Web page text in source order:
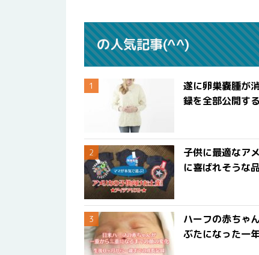
の人気記事(^^)
遂に卵巣嚢腫が
録を全部公開する
子供に最適なア
に喜ばれそうな
ハーフの赤ちゃ
ぶたになった一